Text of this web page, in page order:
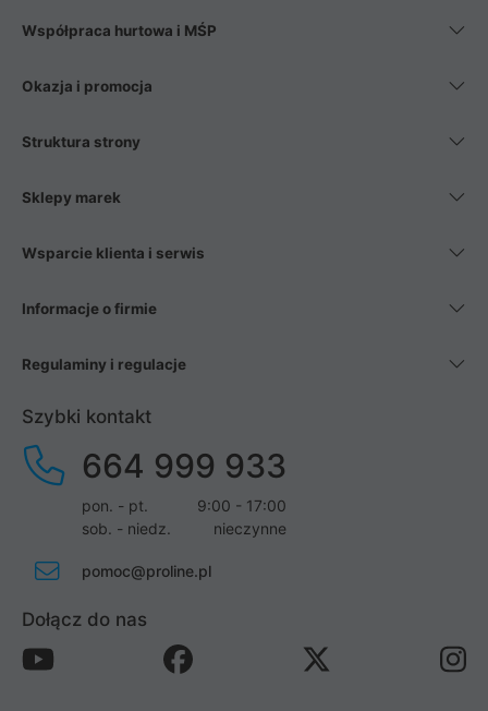
Współpraca hurtowa i MŚP
Okazja i promocja
Struktura strony
Sklepy marek
Wsparcie klienta i serwis
Informacje o firmie
Regulaminy i regulacje
Szybki kontakt
664 999 933
pon. - pt.
9:00 - 17:00
sob. - niedz.
nieczynne
pomoc@proline.pl
Dołącz do nas